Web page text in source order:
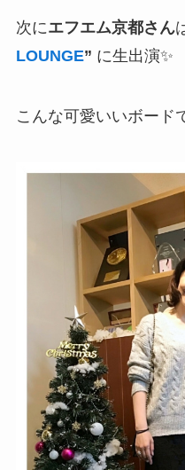
次にエフエム京都さん
LOUNGE” に生出演✨
こんな可愛いいボード